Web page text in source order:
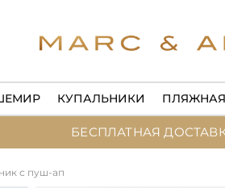
КУПАЛЬНИКИ
БЕСПЛАТНАЯ
с пуш-ап